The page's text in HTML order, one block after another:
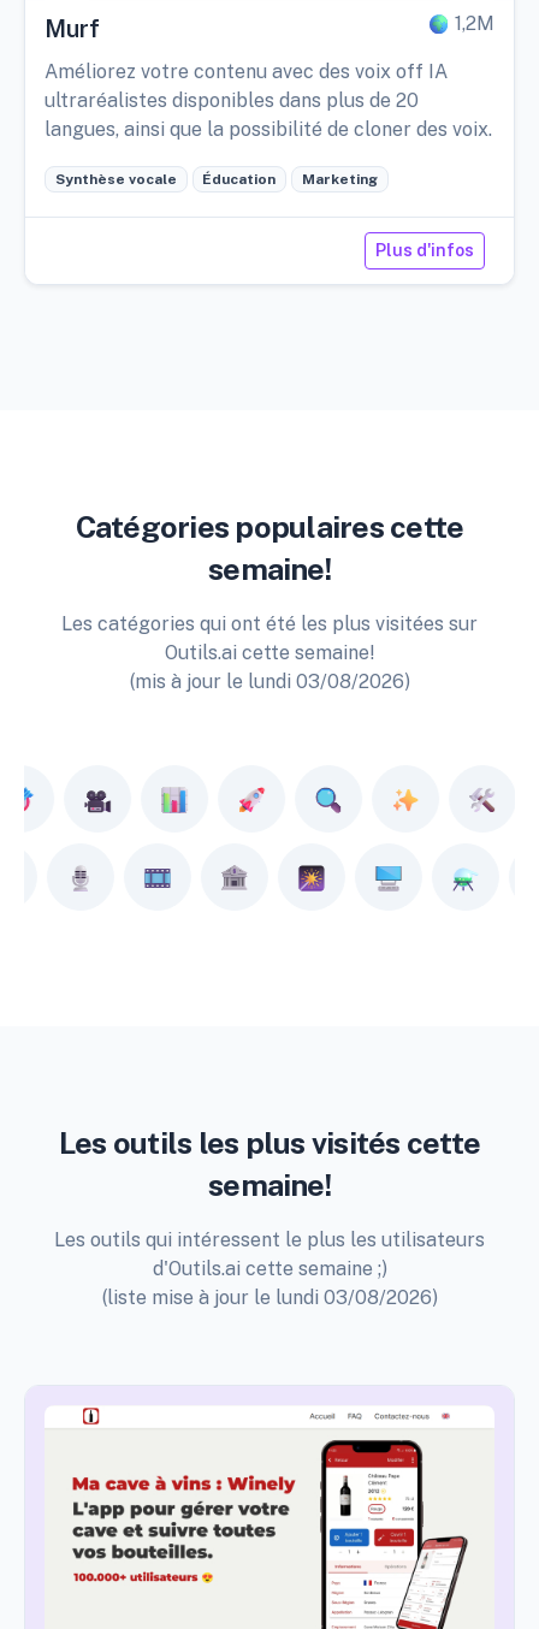
Murf 1,2M
Améliorez votre contenu avec des voix off IA
ultraréalistes disponibles dans plus de 20
langues, ainsi que la possibilité de cloner des voix.
Synthèse vocale Éducation Marketing
Plus d'infos
Catégories populaires cette
semaine!
Les catégories qui ont été les plus visitées sur
Outils.ai cette semaine!
(mis à jour le lundi 03/08/2026)
Les outils les plus visités cette
semaine!
Les outils qui intéressent le plus les utilisateurs
d'Outils.ai cette semaine ;)
(liste mise à jour le lundi 03/08/2026)